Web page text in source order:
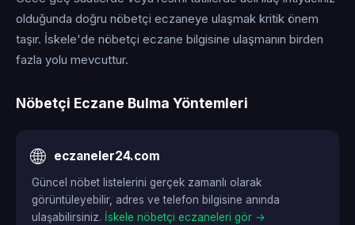
olduğunda doğru nöbetçi eczaneye ulaşmak kritik önem
taşır. İskele'de nöbetçi eczane bilgisine ulaşmanın birden
fazla yolu mevcuttur.
Nöbetçi Eczane Bulma Yöntemleri
🌐 eczaneler24.com
Güncel nöbet listelerini gerçek zamanlı olarak
görüntüleyebilir, adres ve telefon bilgisine anında
ulaşabilirsiniz. İskele nöbetçi eczaneleri gör →